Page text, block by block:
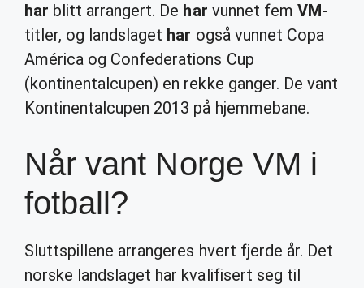
har blitt arrangert. De har vunnet fem VM-
titler, og landslaget har også vunnet Copa
América og Confederations Cup
(kontinentalcupen) en rekke ganger. De vant
Kontinentalcupen 2013 på hjemmebane.
Når vant Norge VM i
fotball?
Sluttspillene arrangeres hvert fjerde år. Det
norske landslaget har kvalifisert seg til